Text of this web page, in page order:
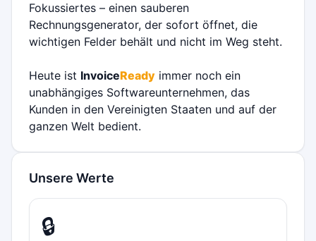
Fokussiertes – einen sauberen
Rechnungsgenerator, der sofort öffnet, die
wichtigen Felder behält und nicht im Weg steht.
Heute ist InvoiceReady immer noch ein
unabhängiges Softwareunternehmen, das
Kunden in den Vereinigten Staaten und auf der
ganzen Welt bedient.
Unsere Werte
🔒